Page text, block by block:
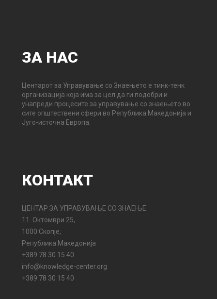
ЗА НАС
Центарот за Управување со Знаењето е тинк-тенк
организација која има за цел да ги подобри и
унапреди процесите за управување со знаењето во
сите општествени сфери во Република Македонија и
Југо-источна Европа.
КОНТАКТ
ЦЕНТАР ЗА УПРАВУВАЊЕ СО ЗНАЕЊЕ
11. Октомври 25,
1000 Скопје,
Република Македонија
+389 78 30 15 40
info@knowledge-center.org
+389 78 30 15 40